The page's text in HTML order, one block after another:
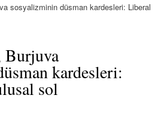
sosyalizminin düsman kardesleri: Liberal
Burjuva
kardesleri:
sol